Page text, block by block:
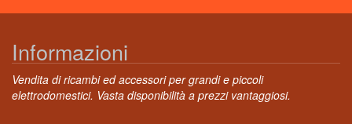
Informazioni
Vendita di ricambi ed accessori per grandi e piccoli
elettrodomestici. Vasta disponibilità a prezzi vantaggiosi.